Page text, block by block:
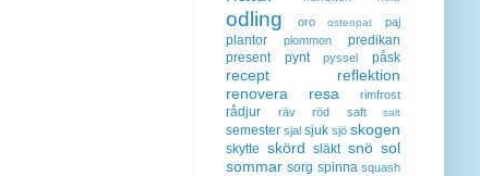
odling oro osteopat paj
plantor plommon
predikan
present
pynt pyssel påsk
recept
reflektion
renovera
resa rimfrost
rådjur räv röd saft salt
semester sjal sjuk sjö skogen
skytte skörd släkt snö sol
sommar sorg spinna squash